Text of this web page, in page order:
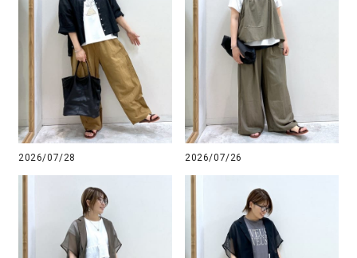
2026/07/28 2026/07/26